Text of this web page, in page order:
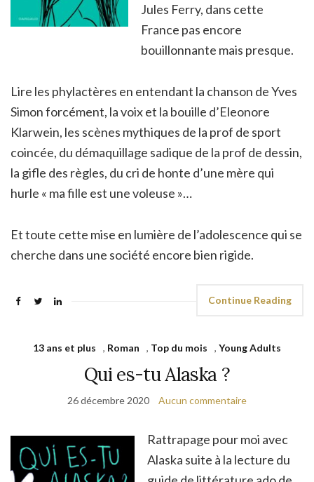
Jules Ferry, dans cette
France pas encore
bouillonnante mais presque.
Lire les phylactères en entendant la chanson de Yves
Simon forcément, la voix et la bouille d’Eleonore
Klarwein, les scènes mythiques de la prof de sport
coincée, du démaquillage sadique de la prof de dessin,
la gifle des règles, du cri de honte d’une mère qui
hurle « ma fille est une voleuse »…
Et toute cette mise en lumière de l’adolescence qui se
cherche dans une société encore bien rigide.
Continue Reading
13 ans et plus , Roman , Top du mois , Young Adults
Qui es-tu Alaska ?
26 décembre 2020 Aucun commentaire
Rattrapage pour moi avec
Alaska suite à la lecture du